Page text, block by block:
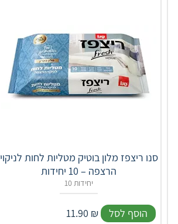
סנו ריצפז מלון בוטיק מטליות לחות לניקוי
הרצפה – 10 יחידות
10 יחידות
11.90 ₪ הוסף לסל